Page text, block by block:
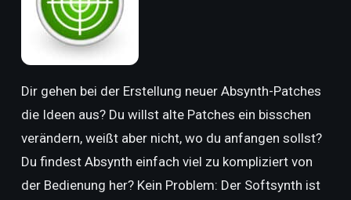
Dir gehen bei der Erstellung neuer Absynth-Patches
die Ideen aus? Du willst alte Patches ein bisschen
verändern, weißt aber nicht, wo du anfangen sollst?
Du findest Absynth einfach viel zu kompliziert von
der Bedienung her? Kein Problem: Der Softsynth ist